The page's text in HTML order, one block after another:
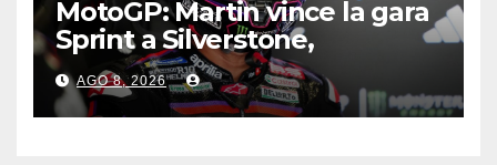
MotoGP: Martin vince la gara
Sprint a Silverstone,
preceduti Ogura e Bezzecchi
AGO 8, 2026